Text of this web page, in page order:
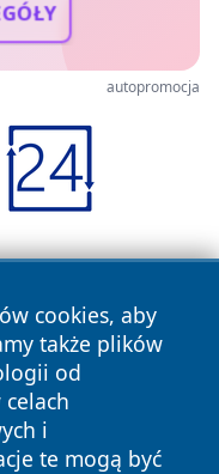
autopromocja
cookies, aby
także plików
od
i
te mogą być
prawa